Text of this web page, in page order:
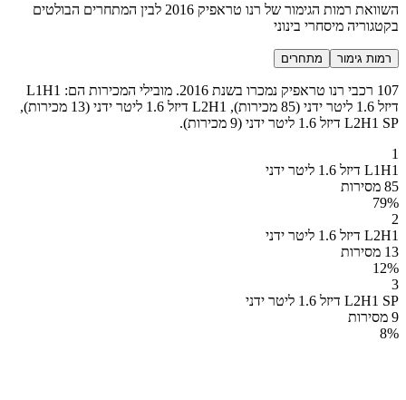
השוואת רמות הגימור של רנו טראפיק 2016 לבין המתחרים הבולטים
בקטגוריה מיסחרי בינוני
רמות גימור מתחרים
107 רכבי רנו טראפיק נמכרו בשנת 2016. מובילי המכירות הם: L1H1
דיזל 1.6 ליטר ידני (85 מכירות), L2H1 דיזל 1.6 ליטר ידני (13 מכירות),
L2H1 SP דיזל 1.6 ליטר ידני (9 מכירות).
1
L1H1 דיזל 1.6 ליטר ידני
85 מסירות
79%
2
L2H1 דיזל 1.6 ליטר ידני
13 מסירות
12%
3
L2H1 SP דיזל 1.6 ליטר ידני
9 מסירות
8%